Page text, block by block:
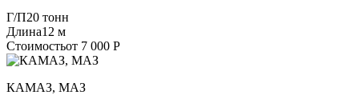
Г/П20 тонн
Длина12 м
Стоимостьот 7 000 Р
КАМАЗ, МАЗ